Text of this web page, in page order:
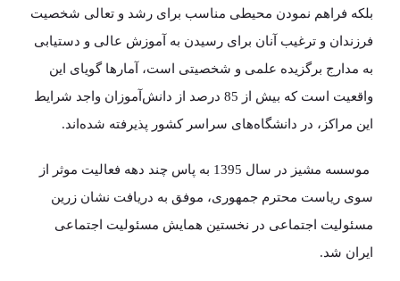
بلکه فراهم­ نمودن محیطی مناسب برای رشد و تعالی شخصیت
فرزندان و ترغیب آنان برای رسیدن به آموزش ­عالی و دستیابی
به مدارج برگزیده علمی و شخصیتی است، آمارها گویای این
واقعیت است که بیش از 85 درصد از دانش‌آموزان واجد شرایط
این مراکز، در دانشگاه‌­های سراسر کشور پذیرفته شده‌­اند.
موسسه مشیز در سال 1395 به پاس چند دهه فعالیت موثر از
سوی ریاست محترم جمهوری، موفق به دریافت نشان زرین
مسئولیت اجتماعی در نخستین همایش مسئولیت اجتماعی
ایران شد.